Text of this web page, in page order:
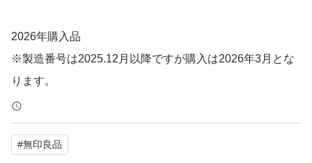
2026年購入品
※製造番号は2025.12月以降ですが購入は2026年3月とな
ります。
新品未使用品
発酵成分を含むプッシュボトルタイプの導入美容液で、肌
#無印良品